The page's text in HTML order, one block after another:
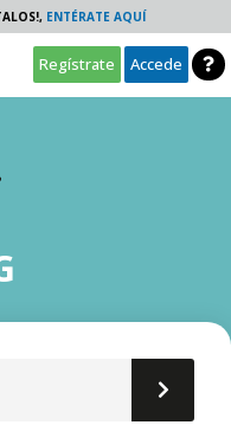
ENTÉRATE AQUÍ
Regístrate Accede